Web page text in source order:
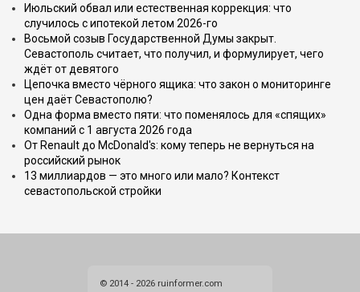
Июльский обвал или естественная коррекция: что
случилось с ипотекой летом 2026-го
Восьмой созыв Государственной Думы закрыт.
Севастополь считает, что получил, и формулирует, чего
ждёт от девятого
Цепочка вместо чёрного ящика: что закон о мониторинге
цен даёт Севастополю?
Одна форма вместо пяти: что поменялось для «спящих»
компаний с 1 августа 2026 года
От Renault до McDonald's: кому теперь не вернуться на
российский рынок
13 миллиардов — это много или мало? Контекст
севастопольской стройки
© 2014 - 2026 ruinformer.com